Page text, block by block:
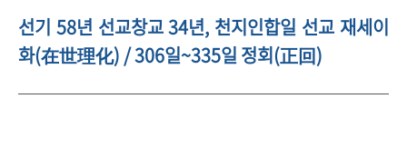
선기 58년 선교창교 34년, 천지인합일 선교 재세이
화(在世理化) / 306일~335일 정회(正回)